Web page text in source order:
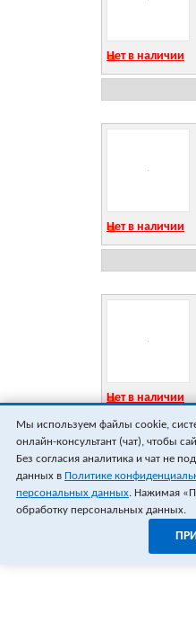
Нет в наличии
Нет в наличии
Нет в наличии
Мы используем файлы cookie,
онлайн-консультант (чат), чтобы
Без согласия аналитика и чат не
данных в Политике
персональных данных. Нажимая
обработку персональных данных.